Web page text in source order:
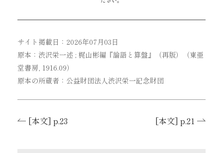
原本：渋沢栄一述 ; 梶山彬編『論語と算盤』（再版）（東亜
堂書房, 1916.09）
原本の所蔵者：公益財団法人渋沢栄一記念財団
サイト掲載日：2026年07月03日
[本文] p.23 [本文] p.21